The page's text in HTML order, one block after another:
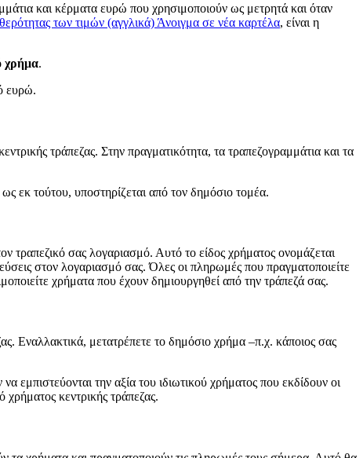
και κέρματα ευρώ που χρησιμοποιούν ως μετρητά και όταν
των τιμών (αγγλικά) Άνοιγμα σε νέα καρτέλα, είναι η
χρήμα.
ευρώ.
τράπεζας. Στην πραγματικότητα, τα τραπεζογραμμάτια και τα
εκ τούτου, υποστηρίζεται από τον δημόσιο τομέα.
τραπεζικό σας λογαριασμό. Αυτό το είδος χρήματος ονομάζεται
στον λογαριασμό σας. Όλες οι πληρωμές που πραγματοποιείτε
χρήματα που έχουν δημιουργηθεί από την τράπεζά σας.
Εναλλακτικά, μετατρέπετε το δημόσιο χρήμα –π.χ. κάποιος σας
εμπιστεύονται την αξία του ιδιωτικού χρήματος που εκδίδουν οι
χρήματος κεντρικής τράπεζας.